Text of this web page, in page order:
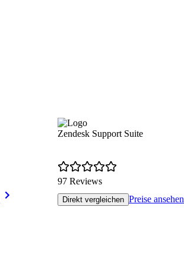
Zendesk Support Suite
97 Reviews
Direkt vergleichen Preise ansehen